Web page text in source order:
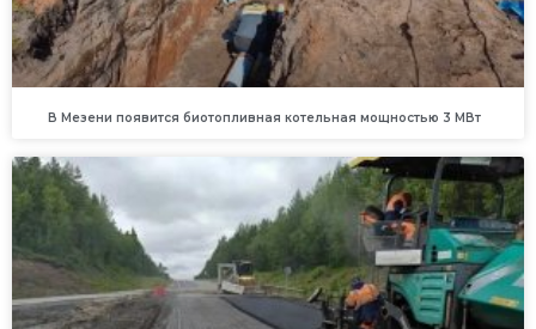
В Мезени появится биотопливная котельная мощностью 3 МВт